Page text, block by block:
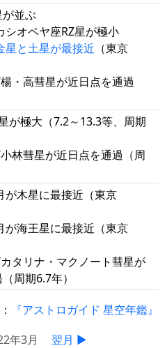
並ぶ
シオペヤ座RZ星が極小
星と土星が最接近 （東京
・高彗星が近日点を通過
が極大（7.2～13.3等、周期
林彗星が近日点を通過（周
が木星に最接近（東京
が海王星に最接近（東京
タリナ・マクノート彗星が
周期6.7年）
『アストロガイド 星空年鑑』
年3月 翌月 ▶